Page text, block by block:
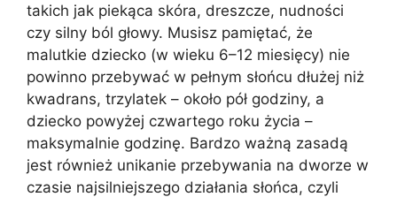
takich jak piekąca skóra, dreszcze, nudności
czy silny ból głowy. Musisz pamiętać, że
malutkie dziecko (w wieku 6–12 miesięcy) nie
powinno przebywać w pełnym słońcu dłużej niż
kwadrans, trzylatek – około pół godziny, a
dziecko powyżej czwartego roku życia –
maksymalnie godzinę. Bardzo ważną zasadą
jest również unikanie przebywania na dworze w
czasie najsilniejszego działania słońca, czyli